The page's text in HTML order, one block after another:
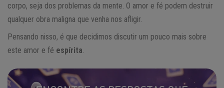
corpo, seja dos problemas da mente. O amor e fé podem destruir
qualquer obra maligna que venha nos afligir.
Pensando nisso, é que decidimos discutir um pouco mais sobre
este amor e fé espírita